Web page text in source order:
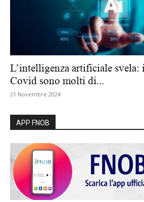
L’intelligenza artificiale svela:
Covid sono molti di...
21 Novembre 2024
APP FNOB